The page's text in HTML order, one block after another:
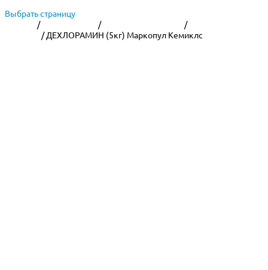
Выбрать страницу
/ / /
/ ДЕХЛОРАМИН (5кг) Маркопул Кемиклс